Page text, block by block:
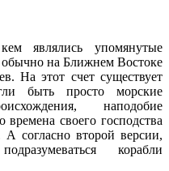
являлись упомянутые
на Ближнем Востоке
На этот счет существует
быть просто морские
наподобие
своего господства
согласно второй версии,
корабли